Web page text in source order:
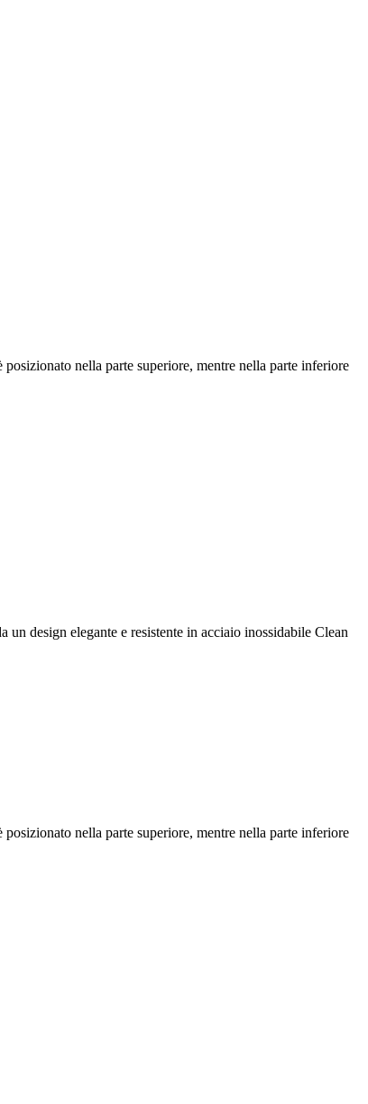
nella parte superiore, mentre nella parte inferiore
design elegante e resistente in acciaio inossidabile Clean
nella parte superiore, mentre nella parte inferiore